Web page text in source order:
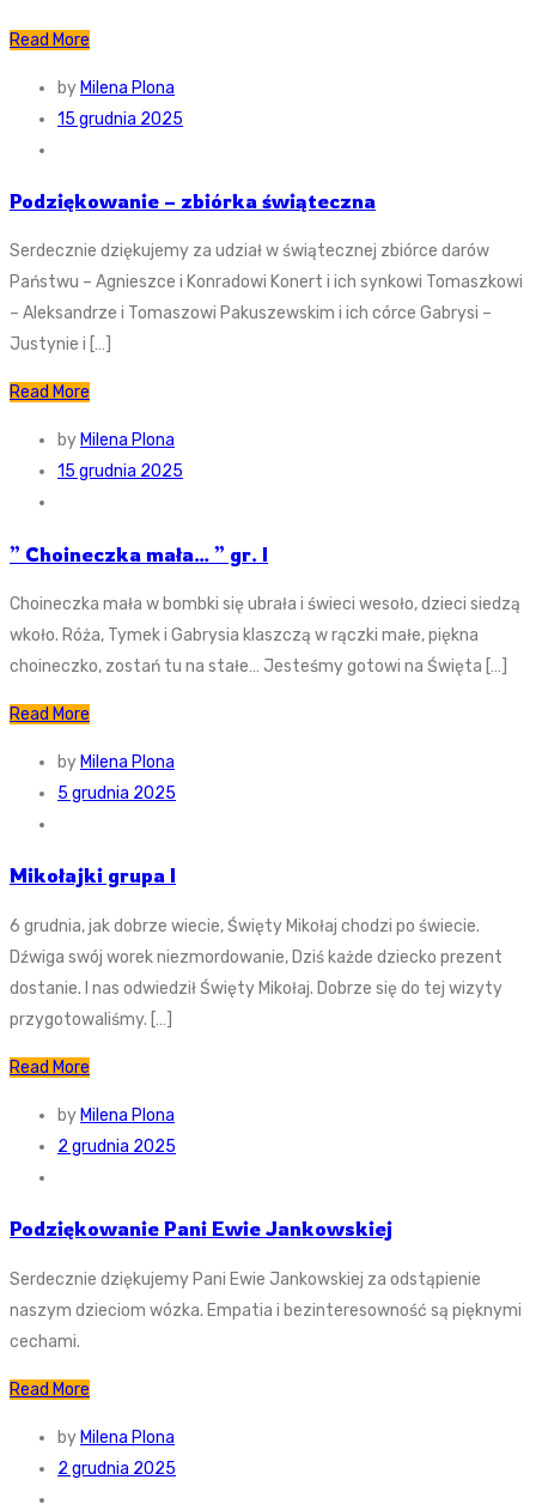
Read More
by Milena Plona
15 grudnia 2025
Podziękowanie – zbiórka świąteczna
Serdecznie dziękujemy za udział w świątecznej zbiórce darów
Państwu – Agnieszce i Konradowi Konert i ich synkowi Tomaszkowi
– Aleksandrze i Tomaszowi Pakuszewskim i ich córce Gabrysi –
Justynie i […]
Read More
by Milena Plona
15 grudnia 2025
” Choineczka mała… ” gr. I
Choineczka mała w bombki się ubrała i świeci wesoło, dzieci siedzą
wkoło. Róża, Tymek i Gabrysia klaszczą w rączki małe, piękna
choineczko, zostań tu na stałe… Jesteśmy gotowi na Święta […]
Read More
by Milena Plona
5 grudnia 2025
Mikołajki grupa I
6 grudnia, jak dobrze wiecie, Święty Mikołaj chodzi po świecie.
Dźwiga swój worek niezmordowanie, Dziś każde dziecko prezent
dostanie. I nas odwiedził Święty Mikołaj. Dobrze się do tej wizyty
przygotowaliśmy. […]
Read More
by Milena Plona
2 grudnia 2025
Podziękowanie Pani Ewie Jankowskiej
Serdecznie dziękujemy Pani Ewie Jankowskiej za odstąpienie
naszym dzieciom wózka. Empatia i bezinteresowność są pięknymi
cechami.
Read More
by Milena Plona
2 grudnia 2025